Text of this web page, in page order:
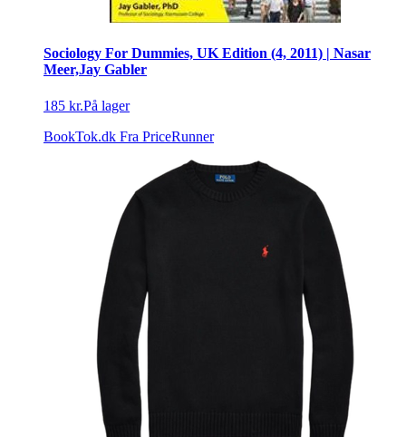
Sociology For Dummies, UK Edition (4, 2011) | Nasar
Meer,Jay Gabler
185 kr.På lager
BookTok.dk Fra PriceRunner